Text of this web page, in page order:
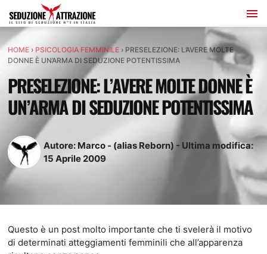
HOME› PSICOLOGIA FEMMINILE› PRESELEZIONE: L’AVERE MOLTE
DONNE È UN’ARMA DI SEDUZIONE POTENTISSIMA
PRESELEZIONE: L’AVERE MOLTE DONNE È
UN’ARMA DI SEDUZIONE POTENTISSIMA
Autore: Marco - (alias Reborn) - Ultima modifica:
15 Aprile2009
Questo è un post molto importante che ti svelerà il motivo
di determinati atteggiamenti femminili che all’apparenza